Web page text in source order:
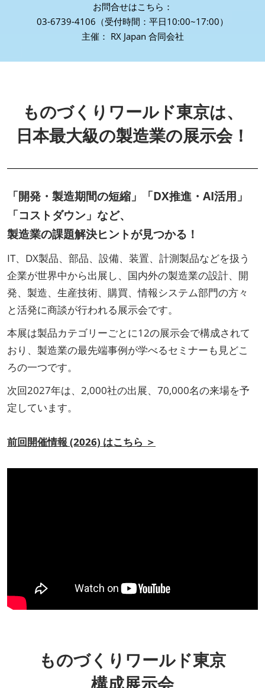
お問合せはこちら：
03-6739-4106（受付時間：平日10:00~17:00）
主催： RX Japan 合同会社
ものづくりワールド東京は、
日本最大級の製造業の展示会！
「開発・製造期間の短縮」「DX推進・AI活用」
「コストダウン」など、
製造業の課題解決ヒントが見つかる！
IT、DX製品、部品、設備、装置、計測製品などを扱う
企業が世界中から出展し、国内外の製造業の設計、開
発、製造、生産技術、購買、情報システム部門の方々
と活発に商談が行われる展示会です。
本展は製品カテゴリーごとに12の展示会で構成されて
おり、製造業の最先端事例が学べるセミナーも見どこ
ろの一つです。
次回2027年は、2,000社の出展、70,000名の来場を予
定しています。
前回開催情報 (2026) はこちら ＞
ものづくりワールド東京
構成展示会